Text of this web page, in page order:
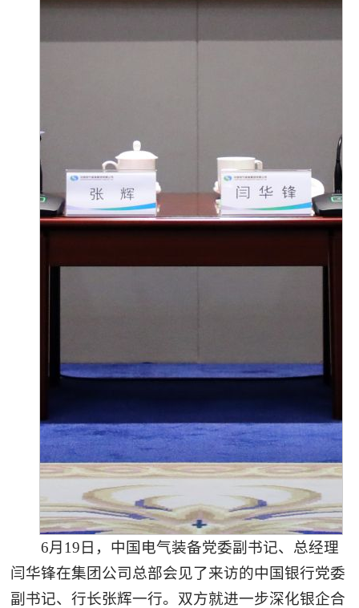
6月19日，中国电气装备党委副书记、总经理
闫华锋在集团公司总部会见了来访的中国银行党委
副书记、行长张辉一行。双方就进一步深化银企合